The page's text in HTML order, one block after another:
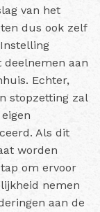
van het
dus ook zelf
aan
Echter,
stopzetting zal
Als dit
worden
om ervoor
nemen
aan de